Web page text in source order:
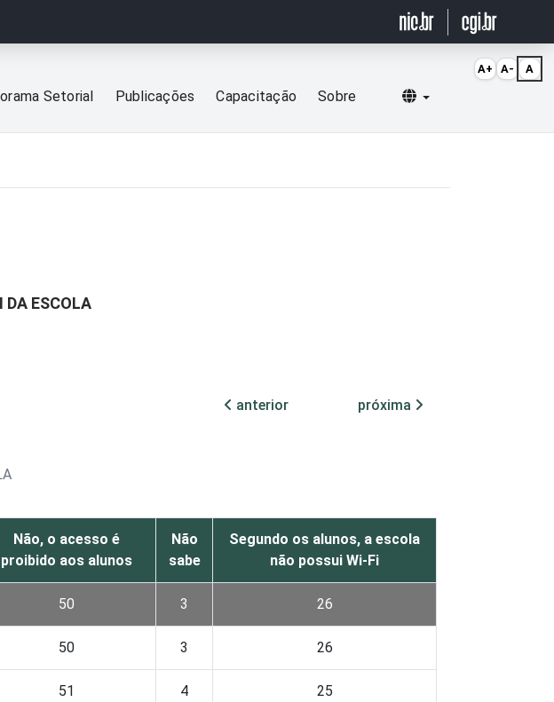
Setorial Publicações Capacitação Sobre Selecionar idioma
DA ESCOLA
anterior
próxima
Não, o acesso é
proibido aos alunos
Não
sabe
Segundo os alunos, a escola
não possui Wi-Fi
50 3 26
50 3 26
51 4 25
A+ A- A